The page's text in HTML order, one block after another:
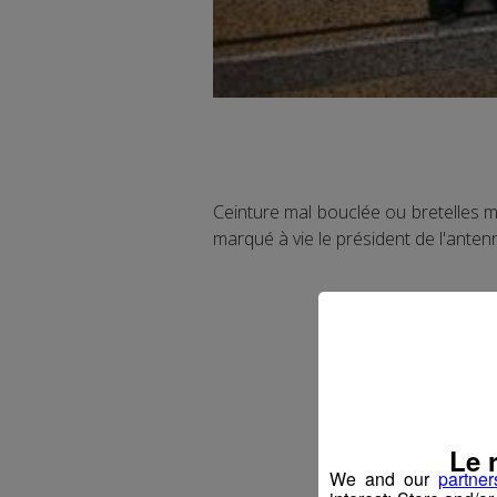
Ceinture mal bouclée ou bretelles
marqué à vie le président de
We and our Le